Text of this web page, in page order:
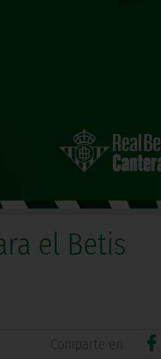
el Betis
Comparte en